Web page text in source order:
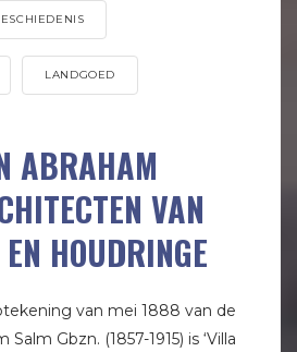
LANDGOED
ABRAHAM
VAN
HOUDRINGE
van mei 1888 van de
Gbzn. (1857-1915) is ‘Villa